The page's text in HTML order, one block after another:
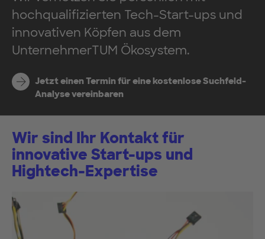
hochqualifizierten Tech-Start-ups und
innovativen Köpfen aus dem
UnternehmerTUM Ökosystem.
Jetzt einen Termin für eine kostenlose Suchfeld-
Analyse vereinbaren
Wir sind Ihr Kontakt für
innovative Start-ups und
Hightech-Expertise